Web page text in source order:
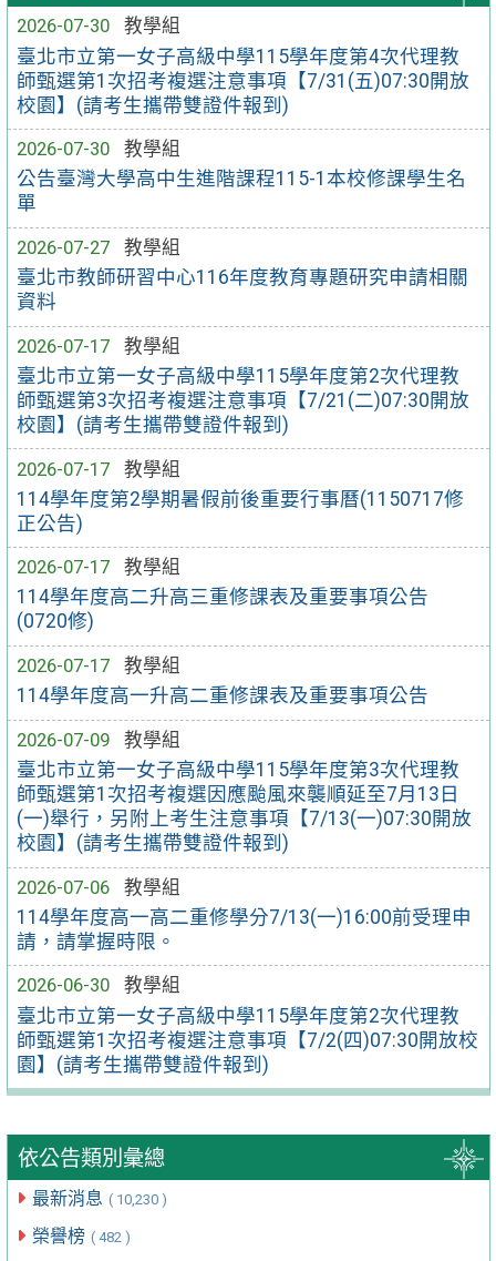
2026-07-30
教學組
臺北市立第一女子高級中學115學年度第4次代理教
師甄選第1次招考複選注意事項【7/31(五)07:30開放
校園】(請考生攜帶雙證件報到)
2026-07-30
教學組
公告臺灣大學高中生進階課程115-1本校修課學生名
單
2026-07-27
教學組
臺北市教師研習中心116年度教育專題研究申請相關
資料
2026-07-17
教學組
臺北市立第一女子高級中學115學年度第2次代理教
師甄選第3次招考複選注意事項【7/21(二)07:30開放
校園】(請考生攜帶雙證件報到)
2026-07-17
教學組
114學年度第2學期暑假前後重要行事曆(1150717修
正公告)
2026-07-17
教學組
114學年度高二升高三重修課表及重要事項公告
(0720修)
2026-07-17
教學組
114學年度高一升高二重修課表及重要事項公告
2026-07-09
教學組
臺北市立第一女子高級中學115學年度第3次代理教
師甄選第1次招考複選因應颱風來襲順延至7月13日
(一)舉行，另附上考生注意事項【7/13(一)07:30開放
校園】(請考生攜帶雙證件報到)
2026-07-06
教學組
114學年度高一高二重修學分7/13(一)16:00前受理申
請，請掌握時限。
2026-06-30
教學組
臺北市立第一女子高級中學115學年度第2次代理教
師甄選第1次招考複選注意事項【7/2(四)07:30開放校
園】(請考生攜帶雙證件報到)
依公告類別彙總
最新消息 ( 10,230 )
榮譽榜 ( 482 )